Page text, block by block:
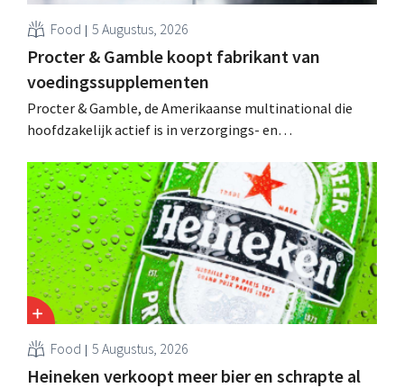
Food 5 Augustus, 2026
Procter & Gamble koopt fabrikant van
voedingssupplementen
Procter & Gamble, de Amerikaanse multinational die
hoofdzakelijk actief is in verzorgings- en
overname van Thorne, een producent van
voedingssupplementen.
Food 5 Augustus, 2026
Heineken verkoopt meer bier en schrapte al